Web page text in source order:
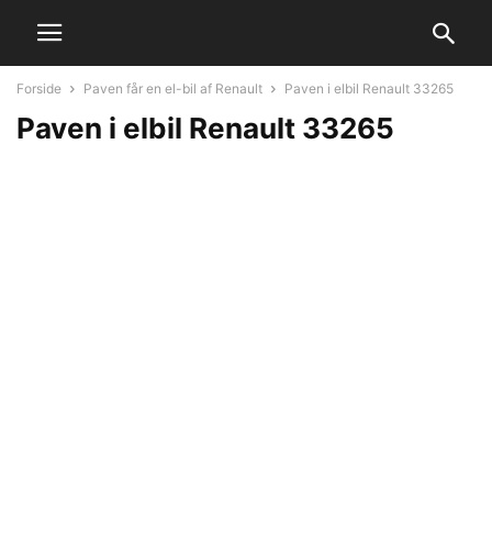
Forside Paven får en el-bil af Renault Paven i elbil Renault 33265
Paven i elbil Renault 33265